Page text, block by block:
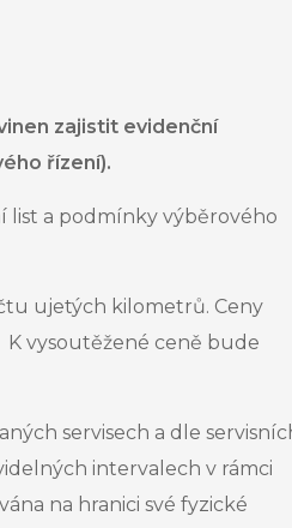
zajistit evidenční
řízení).
list a podmínky výběrového
ujetých kilometrů. Ceny
K vysoutěžené ceně bude
servisech a dle
intervalech v rámci
na hranici své fyzické